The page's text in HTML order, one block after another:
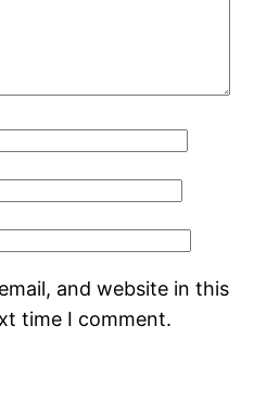
and website in this
time I comment.